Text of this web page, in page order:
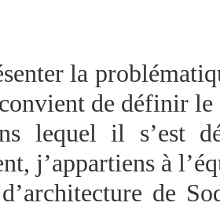
la
de définir le
lequel il s’est
j’appartiens à
de